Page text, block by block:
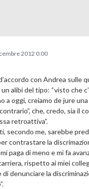
2012 0:00
con Andrea sulle
alibi del tipo: “visto che
a oggi, creiamo de jure una
che, credo, sia il
retroattiva”.
secondo me, sarebbe
contrastare la
paga di meno e mi fa
rispetto ai miei
denunciare la